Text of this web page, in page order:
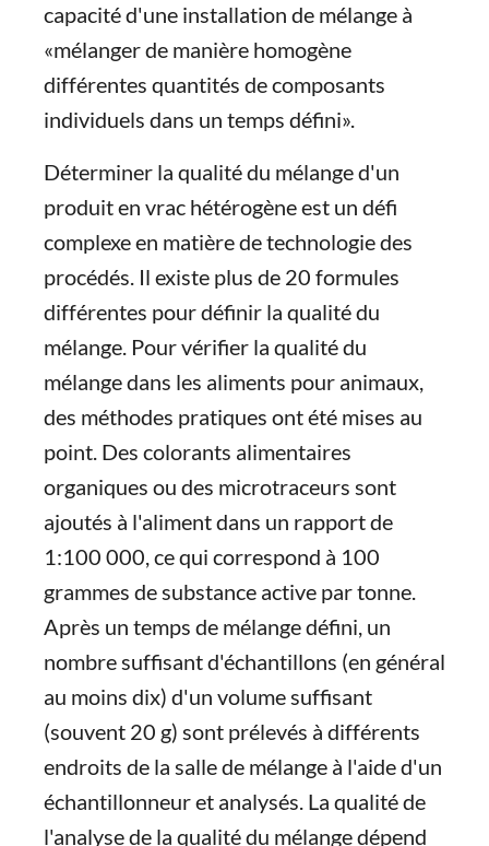
capacité d'une installation de mélange à
«mélanger de manière homogène
différentes quantités de composants
individuels dans un temps défini».
Déterminer la qualité du mélange d'un
produit en vrac hétérogène est un défi
complexe en matière de technologie des
procédés. Il existe plus de 20 formules
différentes pour définir la qualité du
mélange. Pour vérifier la qualité du
mélange dans les aliments pour animaux,
des méthodes pratiques ont été mises au
point. Des colorants alimentaires
organiques ou des microtraceurs sont
ajoutés à l'aliment dans un rapport de
1:100 000, ce qui correspond à 100
grammes de substance active par tonne.
Après un temps de mélange défini, un
nombre suffisant d'échantillons (en général
au moins dix) d'un volume suffisant
(souvent 20 g) sont prélevés à différents
endroits de la salle de mélange à l'aide d'un
échantillonneur et analysés. La qualité de
l'analyse de la qualité du mélange dépend